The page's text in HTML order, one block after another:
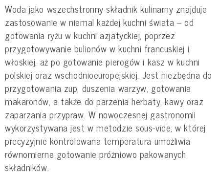
Woda jako wszechstronny składnik kulinarny znajduje
zastosowanie w niemal każdej kuchni świata – od
gotowania ryżu w kuchni azjatyckiej, poprzez
przygotowywanie bulionów w kuchni francuskiej i
włoskiej, aż po gotowanie pierogów i kasz w kuchni
polskiej oraz wschodnioeuropejskiej. Jest niezbędna do
przygotowania zup, duszenia warzyw, gotowania
makaronów, a także do parzenia herbaty, kawy oraz
zaparzania przypraw. W nowoczesnej gastronomii
wykorzystywana jest w metodzie sous-vide, w której
precyzyjnie kontrolowana temperatura umożliwia
równomierne gotowanie próżniowo pakowanych
składników.